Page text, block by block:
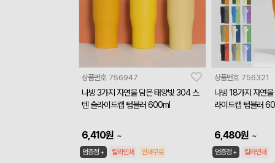
상품번호 756947
나빙 3가지 자연을 담은 태양빛 304 스
텐 슬라이드캡 텀블러 600ml
6,410원 ~
덤증정 + 칼라인쇄 인쇄무료
상품번호 756321
나빙 18가지 자연
라이드캡 텀블러
6,480원 ~
덤증정 + 칼라인쇄